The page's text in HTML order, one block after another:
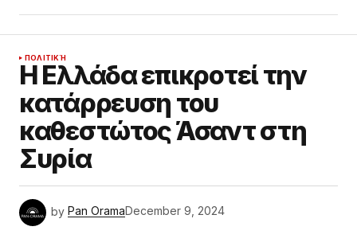
ΠΟΛΙΤΙΚΉ
Η Ελλάδα επικροτεί την
κατάρρευση του
καθεστώτος Άσαντ στη
Συρία
by Pan OramaDecember 9, 2024